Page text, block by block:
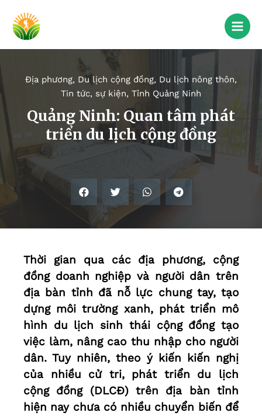
Địa phương, Du lịch cộng đồng, Du lịch nông thôn,
Tin tức, sự kiện, Tỉnh Quảng Ninh
Quảng Ninh: Quan tâm phát
triển du lịch cộng đồng
Thời gian qua các địa phương, cộng
đồng doanh nghiệp và người dân trên
địa bàn tỉnh đã nỗ lực chung tay, tạo
dựng môi trường xanh, phát triển mô
hình du lịch sinh thái cộng đồng tạo
việc làm, nâng cao thu nhập cho người
dân. Tuy nhiên, theo ý kiến kiến nghị
của nhiều cử tri, phát triển du lịch
cộng đồng (DLCĐ) trên địa bàn tỉnh
hiện nay chưa có nhiều chuyển biến để